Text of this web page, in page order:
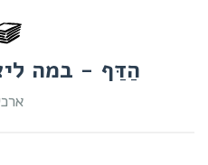
הַדַּף - במה